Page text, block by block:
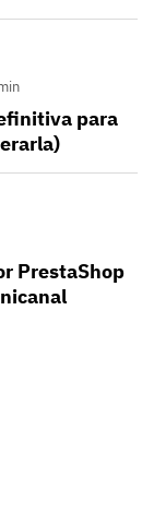
para
PrestaShop